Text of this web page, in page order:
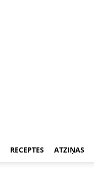
RECEPTES ATZIŅAS